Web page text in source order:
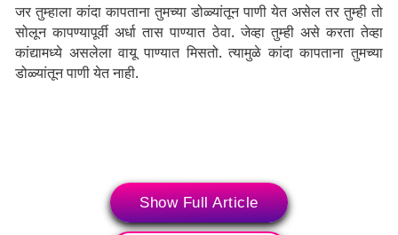
जर तुम्हाला कांदा कापताना तुमच्या डोळ्यांतून पाणी येत असेल तर तुम्ही तो
सोलून कापण्यापूर्वी अर्धा तास पाण्यात ठेवा. जेव्हा तुम्ही असे करता तेव्हा
कांद्यामध्ये असलेला वायू पाण्यात मिसतो. त्यामुळे कांदा कापताना तुमच्या
डोळ्यांतून पाणी येत नाही.
Show Full Article